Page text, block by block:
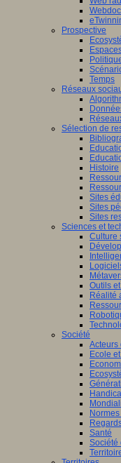
Prospective
Temps
Réseaux
Sélection de
Histoire
Sites
Sites
Sites
Sciences et
Culture
Outils
Réalité
Société
Acteurs
Ecole
Santé
Société